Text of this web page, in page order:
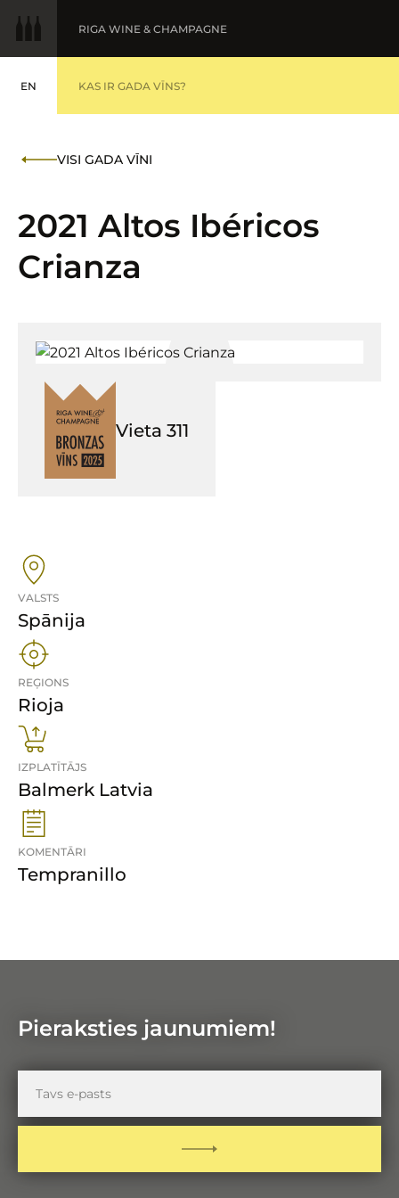
EN
ENGLISH
RIGA WINE & CHAMPAGNE
GADA VĪNS
KAS IR GADA VĪNS?
VISI GADA VĪNI
2021 Altos Ibéricos
Crianza
VALSTS
Spānija
REĢIONS
Rioja
IZPLATĪTĀJS
Balmerk Latvia
KOMENTĀRI
Tempranillo
Vieta 311
Pieraksties jaunumiem!
pasts